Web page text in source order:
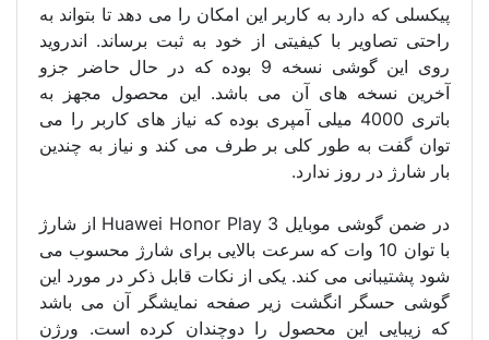
پیکسلی که دارد به کاربر این امکان را می دهد تا بتواند به
راحتی تصاویر با کیفیتی از خود به ثبت برساند. اندروید
روی این گوشی نسخه 9 بوده که در حال حاضر جزو
آخرین نسخه های آن می باشد. این محصول مجهز به
باتری 4000 میلی آمپری بوده که نیاز های کاربر را می
توان گفت به طور کلی بر طرف می کند و نیاز به چندین
بار شارژ در روز ندارد.
در ضمن گوشی موبایل Huawei Honor Play 3 از شارژ
با توان 10 وات که سرعت بالایی برای شارژ محسوب می
شود پشتیبانی می کند. یکی از نکات قابل ذکر در مورد این
گوشی حسگر انگشت زیر صفحه نمایشگر آن می باشد
که زیبایی این محصول را دوچندان کرده است. ورژن